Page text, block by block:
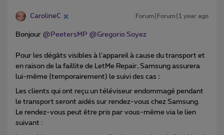
CarolineC Forum|Forum|1 year ago
Bonjour ​ @PeetersMP @Gregorio Soyez
Pour les dégâts visibles à l'appareil à cause du transport et
en raison de la faillite de LetMe Repair, Samsung assurera
lui-même (temporairement) le suivi des cas :
Les clients qui ont reçu un téléviseur endommagé pendant
le transport seront aidés sur rendez-vous chez Samsung.
Le rendez-vous peut être pris par vous-même via le lien
suivant :